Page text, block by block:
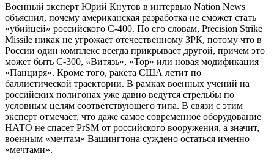
Военный эксперт Юрий Кнутов в интервью Nation News
объяснил, почему американская разработка не сможет стать
«убийцей» российского С-400. По его словам, Precision Strike
Missile никак не угрожает отечественному ЗРК, потому что в
России один комплекс всегда прикрывает другой, причем это
может быть С-300, «Витязь», «Тор» или новая модификация
«Панциря». Кроме того, ракета США летит по
баллистической траектории. В рамках военных учений на
российских полигонах уже давно ведутся стрельбы по
условным целям соответствующего типа. В связи с этим
эксперт отмечает, что даже самое современное оборудование
НАТО не спасет PrSM от российского вооружения, а значит,
военным «мечтам» Вашингтона суждено остаться именно
«мечтами».